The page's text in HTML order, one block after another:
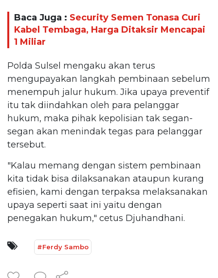
Baca Juga : Security Semen Tonasa Curi
Kabel Tembaga, Harga Ditaksir Mencapai
1 Miliar
Polda Sulsel mengaku akan terus
mengupayakan langkah pembinaan sebelum
menempuh jalur hukum. Jika upaya preventif
itu tak diindahkan oleh para pelanggar
hukum, maka pihak kepolisian tak segan-
segan akan menindak tegas para pelanggar
tersebut.
"Kalau memang dengan sistem pembinaan
kita tidak bisa dilaksanakan ataupun kurang
efisien, kami dengan terpaksa melaksanakan
upaya seperti saat ini yaitu dengan
penegakan hukum," cetus Djuhandhani.
#Ferdy Sambo